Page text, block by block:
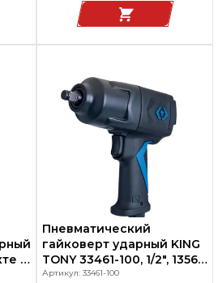
3
Пневматический
гайковерт ударный KING
TONY 33461-100, 1/2", 1356
Нм, композитный корпус
Артикул: 33461-100